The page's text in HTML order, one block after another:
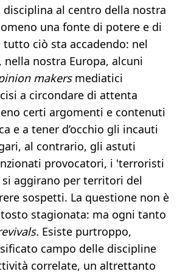
disciplina al centro della nostra
una fonte di potere e di
tutto ciò sta accadendo: nel
nostra Europa, alcuni
makersmediatici
a circondare di attenta
certi argomenti e contenuti
e a tener d’occhio gli incauti
al contrario, gli astuti
provocatori, i 'terroristi
aggirano per territori del
sospetti. La questione non è
stagionata: ma ogni tanto
Esiste purtroppo,
campo delle discipline
correlate, un altrettanto